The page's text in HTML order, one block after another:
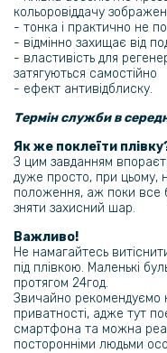
Чохол-книжка
Захисне скло 2.5D 0.3mm
Чохол-накладка C-KU
Чохол-накладка TPU
кольоровіддачу
- тонка і практично не
- відмінно захищає від
- властивість для
затягуються самостійно
- ефект антивідблиску.
Термін служби в
Як же поклеїти
З цим завданням
дуже просто, при цьому,
положення, аж поки все
зняти захисний шар.
Важливо!
Не намагайтесь
під плівкою. Маленькі
протягом 24год.
Звичайно рекомендуємо
приватності, адже тут
смартфона та можна
посторонніми людьми